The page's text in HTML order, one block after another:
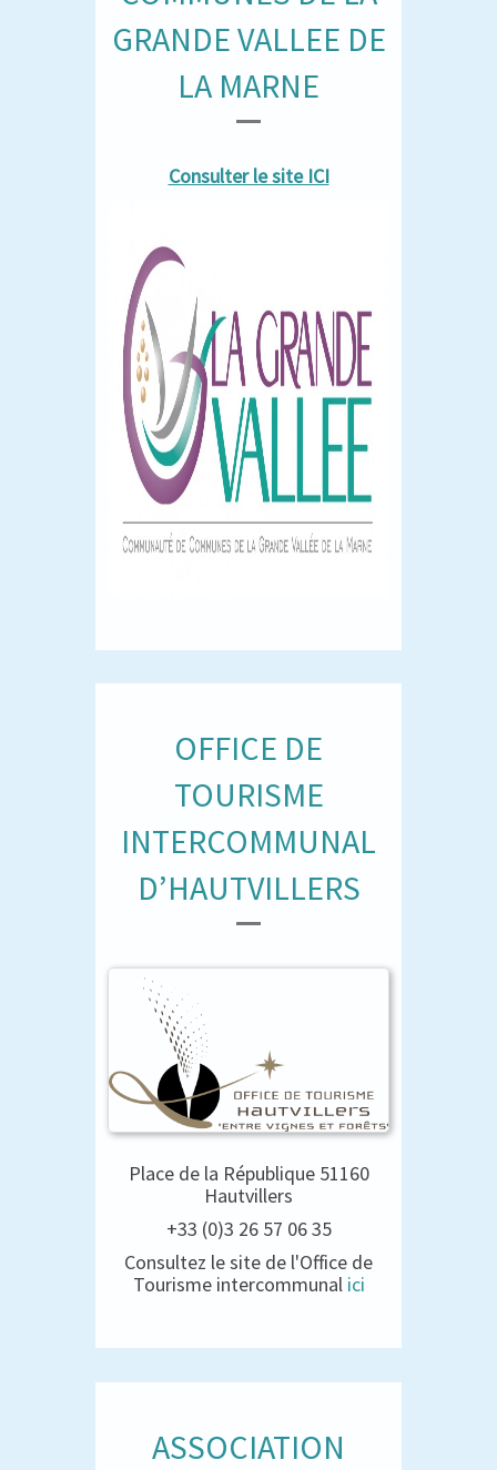
GRANDE VALLEE DE
LA MARNE
Consulter le site ICI
OFFICE DE
TOURISME
INTERCOMMUNAL
D’HAUTVILLERS
Place de la République 51160
Hautvillers
+33 (0)3 26 57 06 35
Consultez le site de l'Office de
Tourisme intercommunal ici
ASSOCIATION